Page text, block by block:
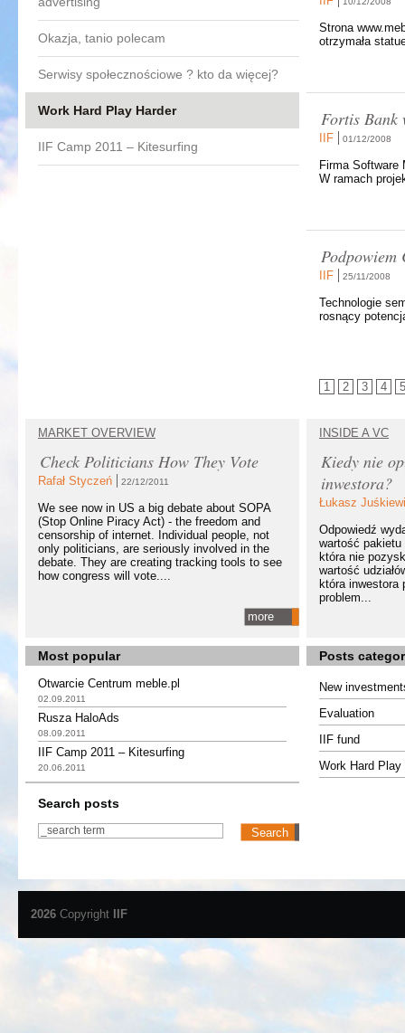
Okazja, tanio polecam
Serwisy społecznościowe ? kto da więcej?
Work Hard Play Harder
IIF Camp 2011 – Kitesurfing
Strona
otrzymała
Fortis Bank
IIF 01/12/2008
Firma
W ramach
Podpowiem
IIF 25/11/2008
Technologie
rosnący
1 2 3 4 5
MARKET OVERVIEW
Check Politicians How They Vote
Rafał Styczeń 22/12/2011
We see now in US a big debate about SOPA
(Stop Online Piracy Act) - the freedom and
censorship of internet. Individual people, not
only politicians, are seriously involved in the
debate. They are creating tracking tools to see
how congress will vote....
more
INSIDE A VC
Kiedy nie
inwestora?
Łukasz
Odpowiedź
wartość pakietu
która nie
wartość
która inwestora
problem...
Most popular Posts
Otwarcie Centrum meble.pl
02.09.2011
Rusza HaloAds
08.09.2011
IIF Camp 2011 – Kitesurfing
20.06.2011
New
Evaluation
IIF fund
Work Hard Play
Search posts
2026 Copyright IIF